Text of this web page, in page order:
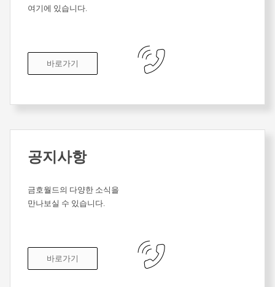
여기에 있습니다.
바로가기
공지사항
금호월드의 다양한 소식을
만나보실 수 있습니다.
바로가기